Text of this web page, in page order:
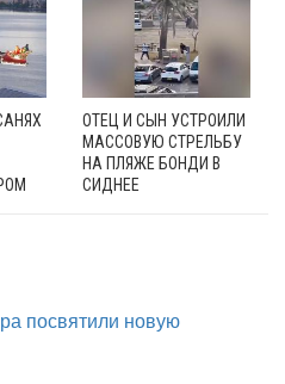
ОТЕЦ И СЫН УСТРОИЛИ
МАССОВУЮ СТРЕЛЬБУ
НА ПЛЯЖЕ БОНДИ В
СИДНЕЕ
посвятили новую